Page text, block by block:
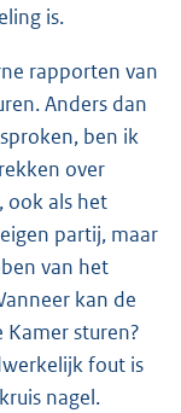
is.
rapporten van
Anders dan
ben ik
over
ook als het
partij, maar
van het
kan de
sturen?
fout is
nagel.